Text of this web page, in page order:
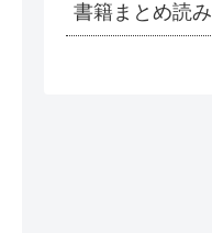
書籍まとめ読み